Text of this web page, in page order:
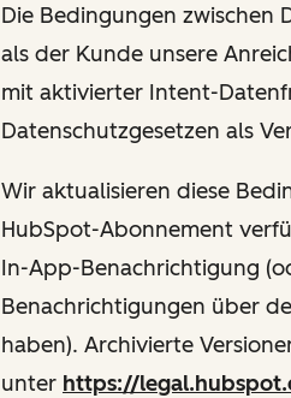
Die Bedingungen zwischen
als der Kunde unsere
mit aktivierter Intent-
Datenschutzgesetzen als
Wir aktualisieren diese
HubSpot-Abonnement
In-App-Benachrichtigung
Benachrichtigungen über
haben). Archivierte
unter https://